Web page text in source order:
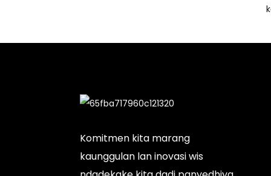
Komitmen kita marang
kaunggulan lan inovasi wis